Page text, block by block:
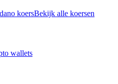
koersBekijk alle koersen
wallets